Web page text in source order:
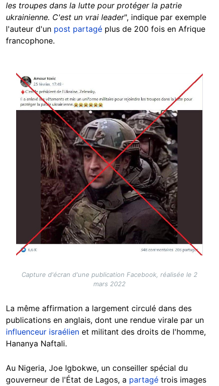
les troupes dans la lutte pour protéger la patrie
ukrainienne. C'est un vrai leader", indique par exemple
l'auteur d'un post partagé plus de 200 fois en Afrique
francophone.
Image
Capture d'écran d'une publication Facebook, réalisée le 2
mars 2022
La même affirmation a largement circulé dans des
publications en anglais, dont une rendue virale par un
influenceur israélien et militant des droits de l'homme,
Hananya Naftali.
Au Nigeria, Joe Igbokwe, un conseiller spécial du
gouverneur de l'État de Lagos, a partagé trois images